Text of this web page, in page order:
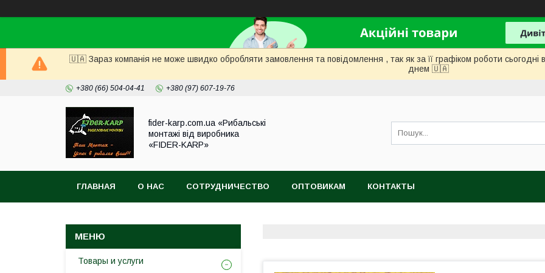
🇺🇦 Зараз компанія не може швидко обробляти замовлення та повідомлення , так як за її графіком роботи
днем ​​🇺🇦
+380 (66) 504-04-41 +380 (97) 607-19-76
fider-karp.com.ua «Рибальські
монтажі від виробника
«FIDER-KARP»
ГЛАВНАЯ О НАС СОТРУДНИЧЕСТВО ОПТОВИКАМ КОНТАКТЫ
Товары и услуги